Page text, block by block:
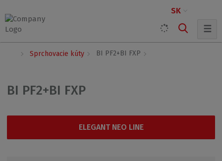
SK
☰
Ú
a
Sprchovacie kúty BI PF2+BI FXP
BI PF2+BI FXP
ELEGANT NEO LINE